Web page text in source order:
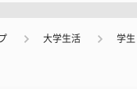
大学生活 学生